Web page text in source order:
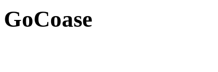
GoCoase